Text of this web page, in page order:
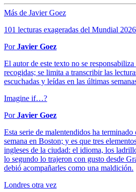
Más de Javier Goez
101 lecturas exageradas del Mundial 2026
PorJavier Goez
El autor de este texto no se responsabiliza
recogidas; se limita a transcribir las
escuchadas y leídas en las últimas
Imagine if…?
PorJavier Goez
Esta serie de malentendidos ha
semana en Boston; y es que tres
ingleses de la ciudad: el idioma, los
lo segundo lo trajeron con gusto desde
debió acompañarles como una maldición.
Londres otra vez